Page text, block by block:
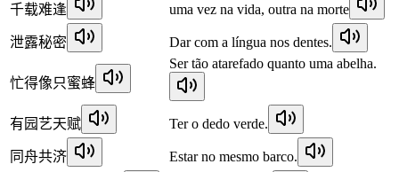
千载难逢 uma vez na vida, outra na morte
泄露秘密 Dar com a língua nos dentes.
忙得像只蜜蜂
Ser tão atarefado quanto uma abelha.
有园艺天赋 Ter o dedo verde.
同舟共济 Estar no mesmo barco.